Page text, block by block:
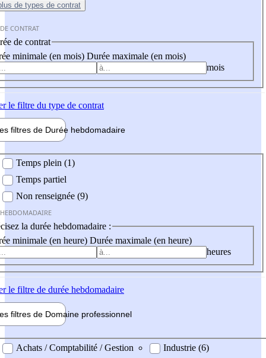
de types de contrat
CONTRAT
de contrat
minimale (en mois) Durée maximale (en mois)
mois
le filtre du type de contrat
filtres de Durée hebdomadaire
Temps plein (1)
Temps partiel
Non renseignée (9)
la durée hebdomadaire :
minimale (en heure) Durée maximale (en heure)
heures
le filtre de durée hebdomadaire
filtres de Domaine professionnel
professionel
Achats / Comptabilité / Gestion
Industrie (6)